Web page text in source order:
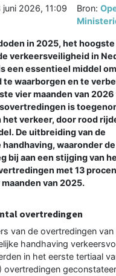
juni 2026, 11:09
Bron:
in 2025, het hoogste
verkeersveiligheid in
een essentieel middel
waarborgen en te
vier maanden van 2026
is
verkeer, door rood
De uitbreiding van de
waaronder
bij aan een stijging van
met 13
van 2025.
overtredingen
van de overtredingen van
handhaving
in het eerste tertiaal
overtredingen